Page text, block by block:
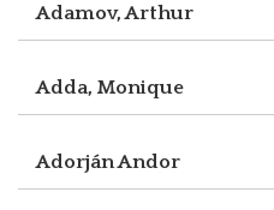
Adamov, Arthur
Adda, Monique
Adorján Andor